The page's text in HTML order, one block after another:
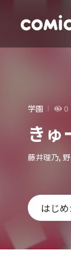
学園 0
きゅ
藤井理乃,
はじ